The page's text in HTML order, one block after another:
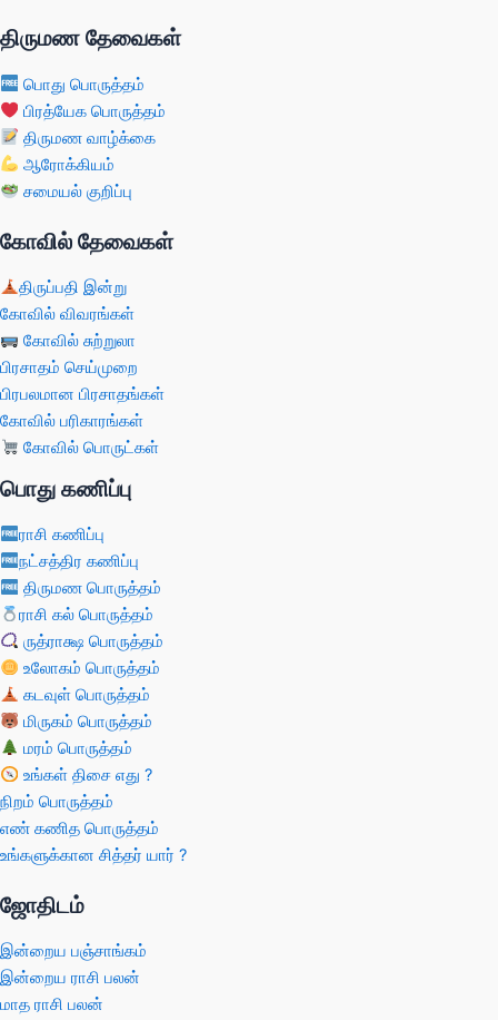
திருமண தேவைகள்
பொது பொருத்தம்
பிரத்யேக பொருத்தம்
திருமண வாழ்க்கை
ஆரோக்கியம்
சமையல் குறிப்பு
கோவில் தேவைகள்
திருப்பதி இன்று
கோவில் விவரங்கள்
கோவில் சுற்றுலா
பிரசாதம் செய்முறை
பிரபலமான பிரசாதங்கள்
கோவில் பரிகாரங்கள்
கோவில் பொருட்கள்
பொது கணிப்பு
ராசி கணிப்பு
நட்சத்திர கணிப்பு
திருமண பொருத்தம்
ராசி கல் பொருத்தம்
ருத்ராக்ஷ பொருத்தம்
உலோகம் பொருத்தம்
கடவுள் பொருத்தம்
மிருகம் பொருத்தம்
மரம் பொருத்தம்
உங்கள் திசை எது ?
நிறம் பொருத்தம்
எண் கணித பொருத்தம்
உங்களுக்கான சித்தர் யார் ?
ஜோதிடம்
இன்றைய பஞ்சாங்கம்
இன்றைய ராசி பலன்
மாத ராசி பலன்